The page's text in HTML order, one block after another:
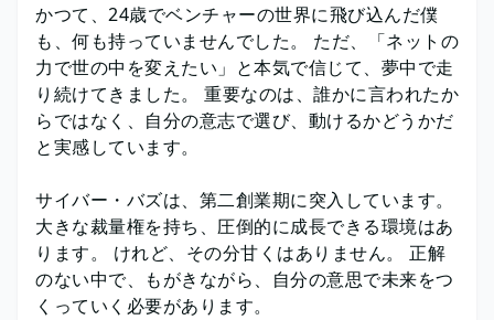
かつて、24歳でベンチャーの世界に飛び込んだ僕
も、何も持っていませんでした。 ただ、「ネットの
力で世の中を変えたい」と本気で信じて、夢中で走
り続けてきました。 重要なのは、誰かに言われたか
らではなく、自分の意志で選び、動けるかどうかだ
と実感しています。
サイバー・バズは、第二創業期に突入しています。
大きな裁量権を持ち、圧倒的に成長できる環境はあ
ります。 けれど、その分甘くはありません。 正解
のない中で、もがきながら、自分の意思で未来をつ
くっていく必要があります。